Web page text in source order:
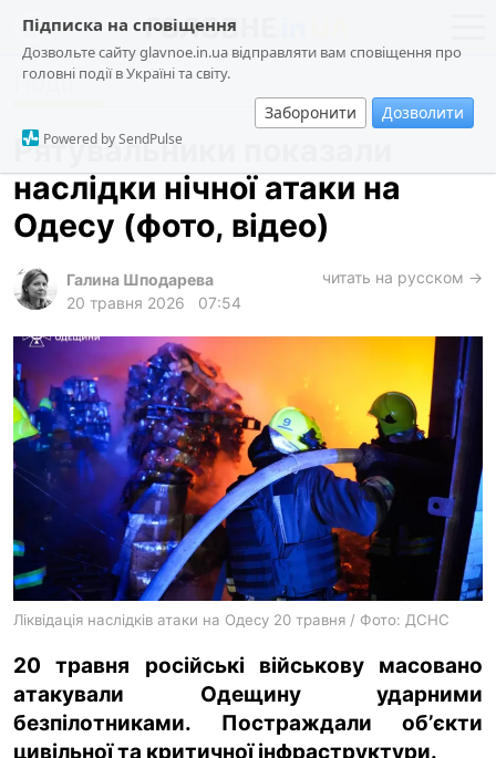
Підписка на сповіщення
Дозвольте сайту glavnoe.in.ua відправляти вам сповіщення про
головні події в Україні та світу.
Заборонити Дозволити
Powered by SendPulse
новини
про проєкт
суспільство
події
кримінал
харків
архів
gambling
en
Події
Рятувальники показали
наслідки нічної атаки на
Одесу (фото, відео)
Галина Шподарева
20 травня 2026
07:54
читать на русском →
Ліквідація наслідків атаки на Одесу 20 травня / Фото: ДСНС
20 травня російські військову масовано
атакували Одещину ударними
безпілотниками. Постраждали обʼєкти
цивільної та критичної інфраструктури.